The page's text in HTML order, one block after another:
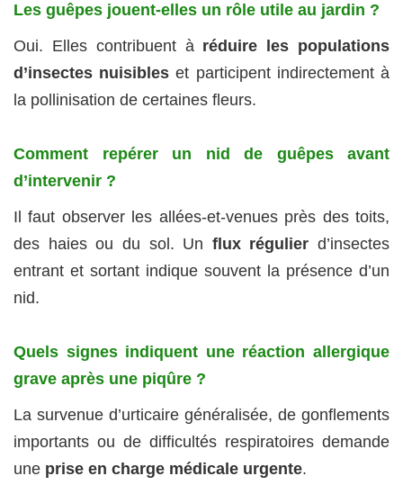
Les guêpes jouent-elles un rôle utile au jardin ?
Oui. Elles contribuent à réduire les populations
d’insectes nuisibles et participent indirectement à
la pollinisation de certaines fleurs.
Comment repérer un nid de guêpes avant
d’intervenir ?
Il faut observer les allées-et-venues près des toits,
des haies ou du sol. Un flux régulier d’insectes
entrant et sortant indique souvent la présence d’un
nid.
Quels signes indiquent une réaction allergique
grave après une piqûre ?
La survenue d’urticaire généralisée, de gonflements
importants ou de difficultés respiratoires demande
une prise en charge médicale urgente.